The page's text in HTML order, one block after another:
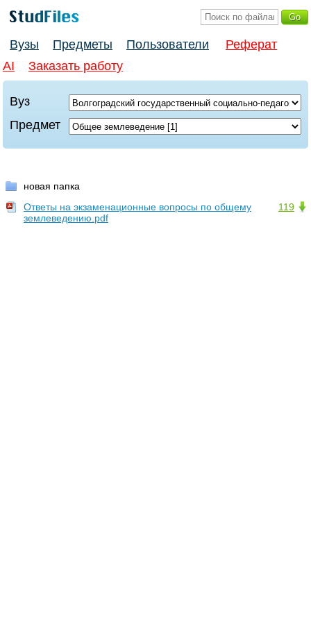
Вузы Предметы Пользователи
Реферат
AI
Заказать работу
Вуз
Предмет
новая папка
119
Ответы на экзаменационные вопросы по общему
землеведению.pdf